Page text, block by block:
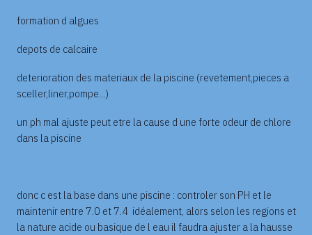
formation d algues
depots de calcaire
deterioration des materiaux de la piscine (revetement,pieces a
sceller,liner,pompe...)
un ph mal ajuste peut etre la cause d une forte odeur de chlore
dans la piscine
donc c est la base dans une piscine : controler son PH et le
maintenir entre 7.0 et 7.4 idéalement, alors selon les regions et
la nature acide ou basique de l eau il faudra ajuster a la hausse